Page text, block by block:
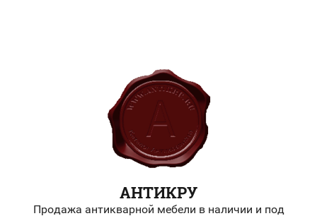
АНТИКРУ
Продажа антикварной мебели в наличии и под